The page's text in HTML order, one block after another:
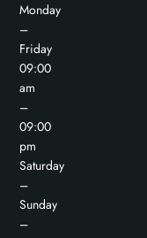
Monday
–
Friday
09:00
am
–
09:00
pm
Saturday
–
Sunday
–